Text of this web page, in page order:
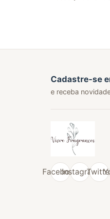
Cadastre-se
e receba
FacebookInstagram